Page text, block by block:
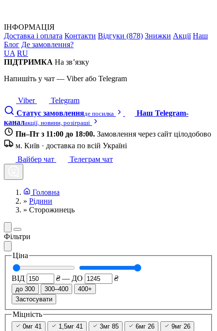
ІНФОРМАЦІЯ
Доставка і оплата Контакти Відгуки (878) Знижки Акції Наш
Блог Де замовлення?
UA RU
ПІДТРИМКА На зв’язку
Напишіть у чат — Viber або Telegram
Viber
Telegram
Статус замовленняде посилка
Наш Telegram-
каналакції, новини, розіграші
Пн–Пт з 11:00 до 18:00. Замовлення через сайт цілодобово
м. Київ · доставка по всій Україні
Вайбер чат
Телеграм чат
Головна
» Рідини
» Сторожинець
Фільтри
Ціна
ВІД ₴ — ДО ₴
до 300 300–400
400+
Застосувати
Міцність
0мг 41 1,5мг 41 3мг 85 6мг 26 9мг 26